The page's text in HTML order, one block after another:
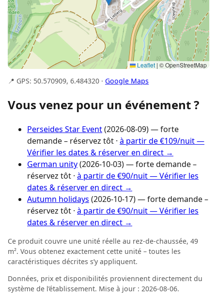
Leaflet | © OpenStreetMap
📍 GPS: 50.570909, 6.484320 · Google Maps
Vous venez pour un événement ?
Perseides Star Event(2026-08-09) — forte
demande – réservez tôt · à partir de €109/nuit —
Vérifier les dates & réserver en direct →
German unity(2026-10-03) — forte demande –
réservez tôt · à partir de €90/nuit — Vérifier les
dates & réserver en direct →
Autumn holidays (2026-10-17) — forte demande –
réservez tôt · à partir de €90/nuit — Vérifier les
dates & réserver en direct →
Ce produit couvre une unité réelle au rez-de-chaussée, 49
m². Vous obtenez exactement cette unité – toutes les
caractéristiques décrites s’y appliquent.
Données, prix et disponibilités proviennent directement du
système de l’établissement. Mise à jour : 2026-08-06.